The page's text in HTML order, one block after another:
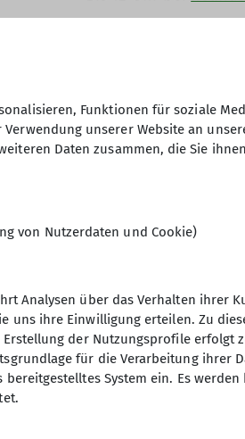
7
Funktionen für soziale
unserer Website an
Daten zusammen, die Sie
von Nutzerdaten und Cookie)
Analysen über das Verhalten ihrer
uns ihre Einwilligung erteilen. Zu
der Nutzungsprofile erfolgt
für die Verarbeitung ihrer
bereitgestelltes System ein. Es